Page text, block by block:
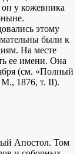
у кожевника
этому
были к
На месте
ее имени. Она
(см. «Полный
М., 1876, т. II).
Апостол. Том